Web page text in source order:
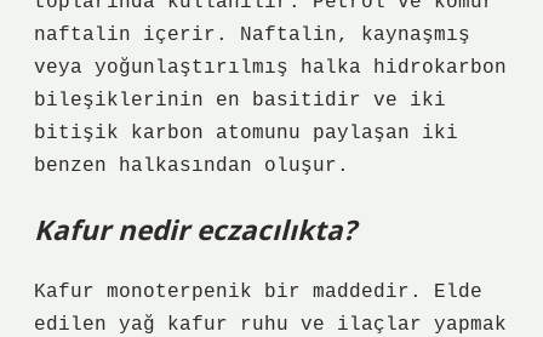
naftalin içerir. Naftalin, kaynaşmış
veya yoğunlaştırılmış halka hidrokarbon
bileşiklerinin en basitidir ve iki
bitişik karbon atomunu paylaşan iki
benzen halkasından oluşur.
Kafur nedir eczacılıkta?
Kafur monoterpenik bir maddedir. Elde
edilen yağ kafur ruhu ve ilaçlar yapmak